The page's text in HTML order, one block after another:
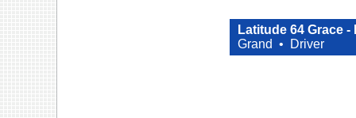
Latitude 64 Grace
Grand •
Driver